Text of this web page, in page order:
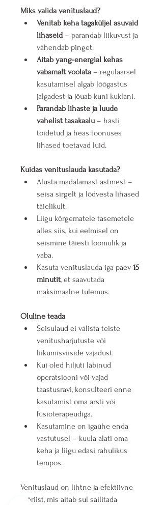
Miks valida venituslaud?
Venitab keha tagaküljel asuvaid
lihaseid – parandab liikuvust ja
vähendab pinget.
Aitab yang-energial kehas
vabamalt voolata – regulaarsel
kasutamisel algab lõõgastus
jalgadest ja jõuab kuni kuklani.
Parandab lihaste ja luude
vahelist tasakaalu – hästi
toidetud ja heas toonuses
lihased toetavad luid.
Kuidas venituslauda kasutada?
Alusta madalamast astmest –
seisa sirgelt ja lõdvesta lihased
täielikult.
Liigu kõrgematele tasemetele
alles siis, kui eelmisel on
seismine täiesti loomulik ja
vaba.
Kasuta venituslauda iga päev 15
minutit, et saavutada
maksimaalne tulemus.
Oluline teada
Seisulaud ei välista teiste
venitusharjutuste või
liikumisviiside vajadust.
Kui oled hiljuti läbinud
operatsiooni või vajad
taastusravi, konsulteeri enne
kasutamist oma arsti või
füsioterapeudiga.
Kasutamine on igaühe enda
vastutusel – kuula alati oma
keha ja liigu edasi rahulikus
tempos.
Venituslaud on lihtne ja efektiivne
tööriist, mis aitab sul säilitada